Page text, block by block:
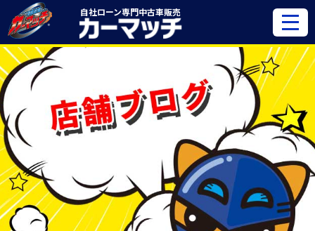
自社ローン専門中古車販売